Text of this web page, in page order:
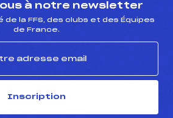
à notre newsletter
de la FFS, des clubs et des Équipes
de France.
Inscription